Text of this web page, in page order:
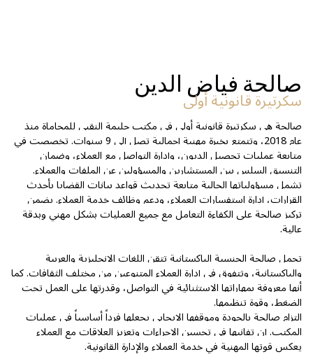
صالحة فياض الدين
سكرتيرة قانونية أولى
صالحة هي سكرتيرة قانونية أولى في مكتب حليمة النقبي للمحاماة منذ
عام 2018، وتتمتع بخبرة مهنية إجمالية تصل إلى 9 سنوات. تخصصت في
متابعة عمليات تحصيل الديون، وإدارة التواصل مع العملاء، وضمان
التنسيق السلس بين المستشارين والمسؤولين عن الملفات والعملاء.
تشمل مسؤولياتها الحالية متابعة تحديث قواعد بيانات القضايا بأحدث
القرارات، إدارة استفسارات العملاء، ودعم وظائف خدمة العملاء. يضمن
تركيز صالحة على الكفاءة التعامل مع جميع العمليات بشكل مهني وبدقة
عالية.
تحمل صالحة الجنسية الباكستانية تتقن اللغات الإنجليزية والعربية
والباكستانية، وتتفوق في إدارة العملاء المتنوعين من مختلف الثقافات. كما
أنها معروفة بمهاراتها الاستثنائية في التواصل، وقدرتها على العمل تحت
الضغط، وقوة تنظيمها.
التزام صالحة بالجودة وموقفها الإيجابي يجعلها فرداً أساسياً في عمليات
المكتب. إن تفانيها في تحسين الإجراءات وتعزيز العلاقات مع العملاء
يعكس قوتها المهنية في خدمة العملاء والإدارة القانونية.